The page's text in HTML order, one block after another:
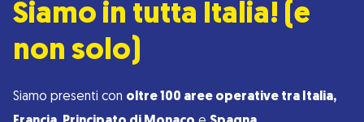
Siamo in tutta Italia! (e
non solo)
Siamo presenti con oltre 100 aree operative tra Italia,